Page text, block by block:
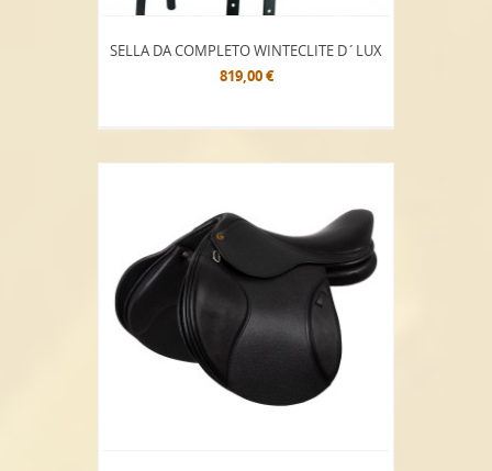
SELLA DA COMPLETO WINTECLITE D´LUX
819,00 €